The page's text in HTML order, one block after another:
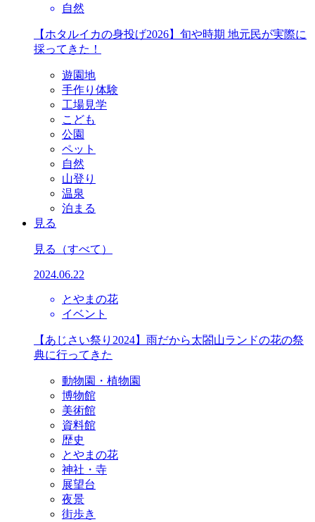
自然
【ホタルイカの身投げ2026】旬や時期 地元民が実際に
採ってきた！
遊園地
手作り体験
工場見学
こども
公園
ペット
自然
山登り
温泉
泊まる
見る
見る （すべて）
2024.06.22
とやまの花
イベント
【あじさい祭り2024】雨だから太閤山ランドの花の祭
典に行ってきた
動物園・植物園
博物館
美術館
資料館
歴史
とやまの花
神社・寺
展望台
夜景
街歩き